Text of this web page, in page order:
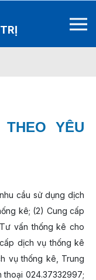
YÊU
cầu sử dụng dịch
kê; (2) Cung cấp
vấn thống kê cho
dịch vụ thống kê
vụ thống kê, Trung
024.37332997;